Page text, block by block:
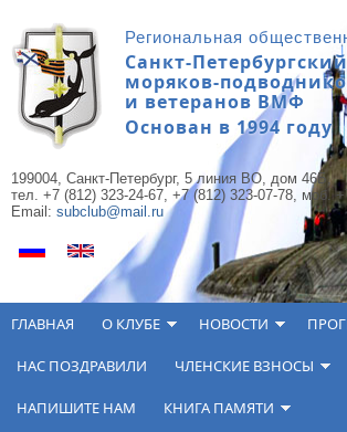
Региональная
Санкт-
моряков-
и ветеранов ВМФ
Основан в 1994 году
199004, Санкт-Петербург, 5 линия ВО, дом 46Б,
тел. +7 (812) 323-24-67, +7 (812) 323-07-78, моб.
Email: subclub@mail.ru
ГЛАВНАЯ О КЛУБЕ НОВОСТИ
НАС ПОЗДРАВИЛИ ЧЛЕНСКИЕ ВЗНОСЫ
НАПИШИТЕ НАМ КНИГА ПАМЯТИ